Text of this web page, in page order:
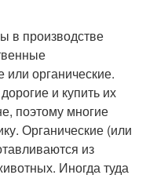
в производстве
или органические.
и купить их
поэтому многие
Органические (или
из
Иногда туда